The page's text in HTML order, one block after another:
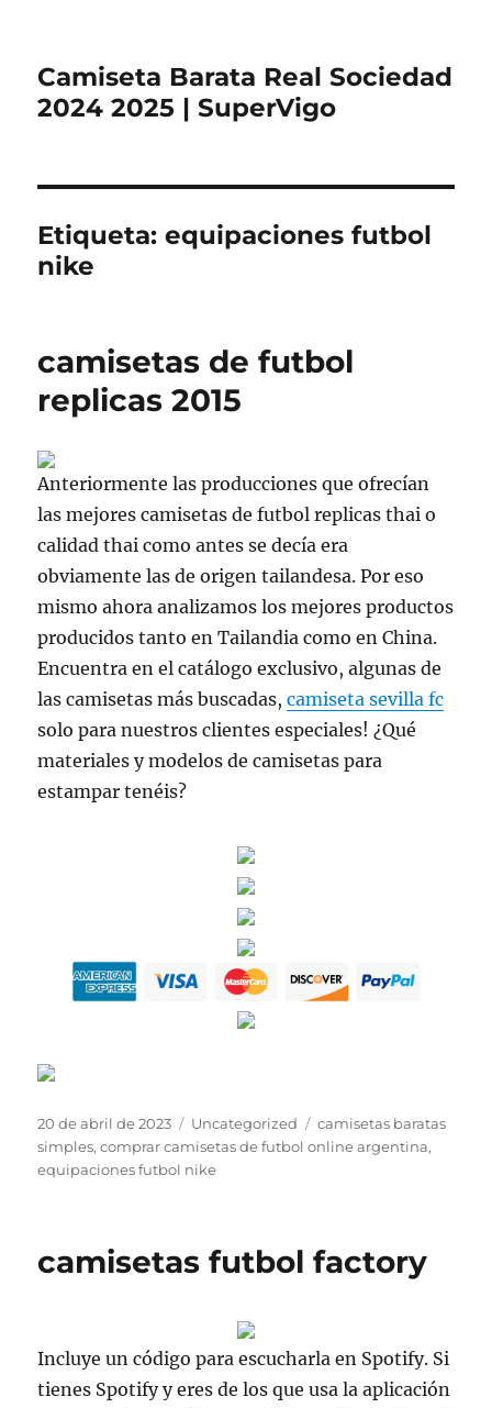
Camiseta Barata Real Sociedad
2024 2025 | SuperVigo
Etiqueta:equipaciones futbol
nike
camisetas de futbol
replicas 2015
Anteriormente las producciones que ofrecían
las mejores camisetas de futbol replicas thai o
calidad thai como antes se decía era
obviamente las de origen tailandesa. Por eso
mismo ahora analizamos los mejores productos
producidos tanto en Tailandia como en China.
Encuentra en el catálogo exclusivo, algunas de
las camisetas más buscadas,camiseta sevilla fc
solo para nuestros clientes especiales! ¿Qué
materiales y modelos de camisetas para
estampar tenéis?
Publicado
el
20 de abril de 2023 Categorías
Uncategorized Etiquetas
camisetas baratas
simples,comprar camisetas de futbol online argentina,
equipaciones futbol nike
camisetas futbol factory
Incluye un código para escucharla en Spotify. Si
tienes Spotify y eres de los que usa la aplicación